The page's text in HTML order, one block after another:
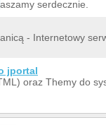
aszamy serdecznie.
- Internetowy
jportal
oraz Themy do